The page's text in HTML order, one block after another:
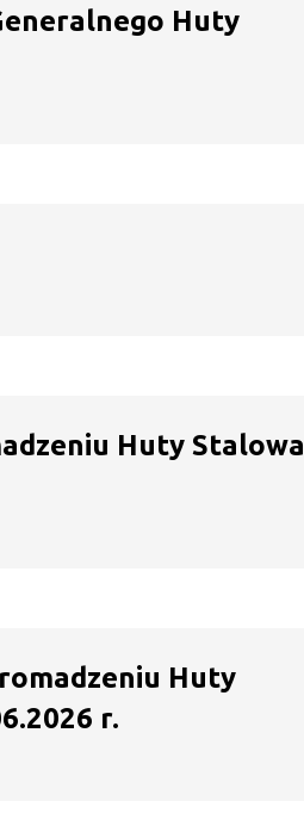
Huty
Huty Stalowa
Huty
r.